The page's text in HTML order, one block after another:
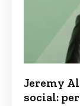
Jeremy
social: